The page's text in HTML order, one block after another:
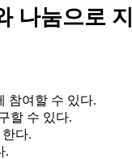
나눔으로
참여할 수 있다.
할 수 있다.
다.
.